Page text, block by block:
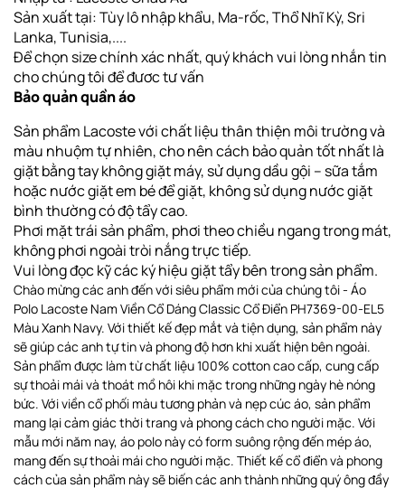
Sản xuất tại: Tùy lô nhập khẩu, Ma-rốc, Thổ Nhĩ Kỳ, Sri
Lanka, Tunisia,....
Để chọn size chính xác nhất, quý khách vui lòng nhắn tin
cho chúng tôi để đươc tư vấn
Bảo quản quần áo
Sản phẩm Lacoste với chất liệu thân thiện môi trường và
màu nhuộm tự nhiên, cho nên cách bảo quản tốt nhất là
giặt bằng tay không giặt máy, sử dụng dầu gội – sữa tắm
hoặc nước giặt em bé để giặt, không sử dụng nước giặt
bình thường có độ tẩy cao.
Phơi mặt trái sản phẩm, phơi theo chiều ngangtrong mát,
không phơi ngoài tròi nắng trực tiếp.
Vui lòng đọc kỹ các ký hiệu giặt tẩy bên trong sản phẩm.
Chào mừng các anh đến với siêu phẩm mới của chúng tôi - Áo
Polo Lacoste Nam Viền Cổ Dáng Classic Cổ Điển PH7369-00-EL5
Màu Xanh Navy. Với thiết kế đẹp mắt và tiện dụng, sản phẩm này
sẽ giúp các anh tự tin và phong độ hơn khi xuất hiện bên ngoài.
Sản phẩm được làm từ chất liệu 100% cotton cao cấp, cung cấp
sự thoải mái và thoát mồ hôi khi mặc trong những ngày hè nóng
bức. Với viền cổ phối màu tương phản và nẹp cúc áo, sản phẩm
mang lại cảm giác thời trang và phong cách cho người mặc. Với
mẫu mới năm nay, áo polo này có form suông rộng đến mép áo,
mang đến sự thoải mái cho người mặc. Thiết kế cổ điển và phong
cách của sản phẩm này sẽ biến các anh thành những quý ông đầy